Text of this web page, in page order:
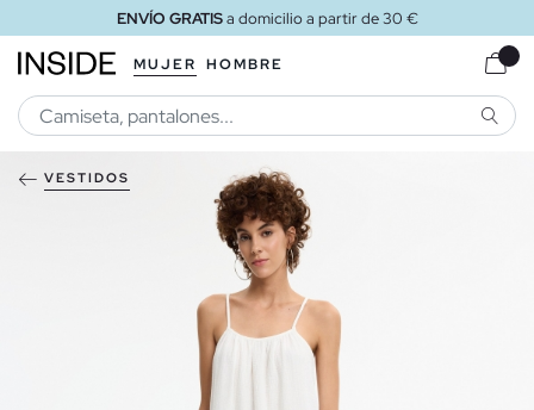
ENVÍO GRATISa domicilio a partir de 30 €
MUJER HOMBRE
VESTIDOS